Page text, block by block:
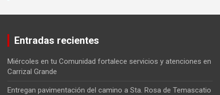
Entradas recientes
Miércoles en tu Comunidad fortalece servicios y atenciones en
Carrizal Grande
Entregan pavimentación del camino a Sta. Rosa de Temascatio